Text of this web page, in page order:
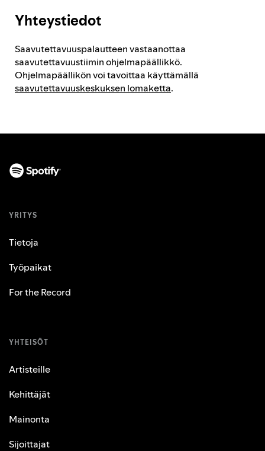
Yhteystiedot
Saavutettavuuspalautteen vastaanottaa
saavutettavuustiimin ohjelmapäällikkö.
Ohjelmapäällikön voi tavoittaa käyttämällä
saavutettavuuskeskuksen lomaketta.
YRITYS
Tietoja
Työpaikat
For the Record
YHTEISÖT
Artisteille
Kehittäjät
Mainonta
Sijoittajat